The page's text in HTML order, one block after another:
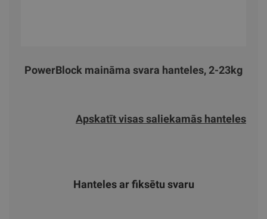
PowerBlock maināma svara hanteles, 2-23kg
Apskatīt visas saliekamās hanteles
Hanteles ar fiksētu svaru